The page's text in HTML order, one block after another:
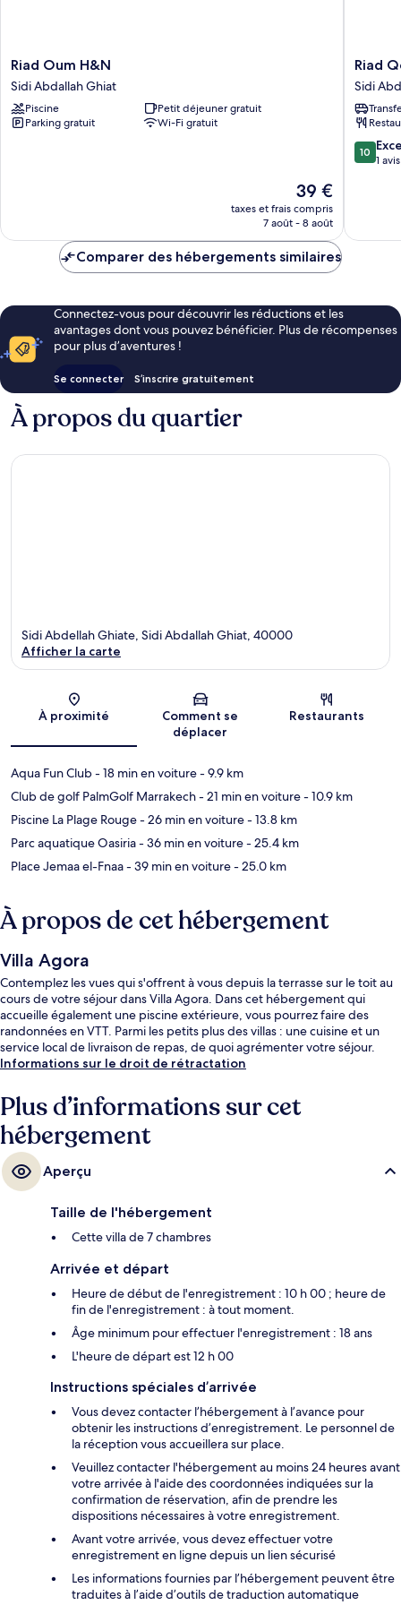
Riad
Oum
H&N
Sidi
Abdallah
Riad Oum H&N
Sidi Abdallah Ghiat
Piscine
Petit déjeuner gratuit
Parking gratuit
Wi-Fi gratuit
Le
nouveau
prix
de
39 €
taxes et frais compris
7 août - 8 août
Riad
Qodwa
Sidi
Ghiat
Riad
Sidi
10.0
sur
10
1 avis
Comparer des hébergements similaires
Connectez-vous pour découvrir les réductions et les
avantages dont vous pouvez bénéficier. Plus de récompenses
pour plus d’aventures !
Se connecter S’inscrire gratuitement
À propos du quartier
Carte
Sidi Abdellah Ghiate, Sidi Abdallah Ghiat, 40000
Afficher la carte
À proximité
Comment se
déplacer
Restaurants
Aqua Fun Club- 18 min en voiture- 9.9 km
Club de golf PalmGolf Marrakech- 21 min en voiture- 10.9 km
Piscine La Plage Rouge- 26 min en voiture- 13.8 km
Parc aquatique Oasiria- 36 min en voiture- 25.4 km
Place Jemaa el-Fnaa- 39 min en voiture- 25.0 km
À propos de cet hébergement
Villa Agora
Contemplez les vues qui s'offrent à vous depuis la terrasse sur le toit au
cours de votre séjour dans Villa Agora. Dans cet hébergement qui
accueille également une piscine extérieure, vous pourrez faire des
randonnées en VTT. Parmi les petits plus des villas : une cuisine et un
service local de livraison de repas, de quoi agrémenter votre séjour.
Informations sur le droit de rétractation
Plus d’informations sur cet
hébergement
Aperçu
Taille de l'hébergement
Cette villa de 7 chambres
Arrivée et départ
Heure de début de l'enregistrement : 10 h 00 ; heure de
fin de l'enregistrement : à tout moment.
Âge minimum pour effectuer l'enregistrement : 18 ans
L'heure de départ est 12 h 00
Instructions spéciales d’arrivée
Vous devez contacter l’hébergement à l’avance pour
obtenir les instructions d’enregistrement. Le personnel de
la réception vous accueillera sur place.
Veuillez contacter l'hébergement au moins 24 heures avant
votre arrivée à l'aide des coordonnées indiquées sur la
confirmation de réservation, afin de prendre les
dispositions nécessaires à votre enregistrement.
Avant votre arrivée, vous devez effectuer votre
enregistrement en ligne depuis un lien sécurisé
Les informations fournies par l’hébergement peuvent être
traduites à l’aide d’outils de traduction automatique